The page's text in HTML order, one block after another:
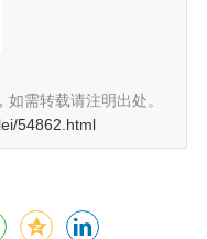
如需转载请注明出处。
54862.html